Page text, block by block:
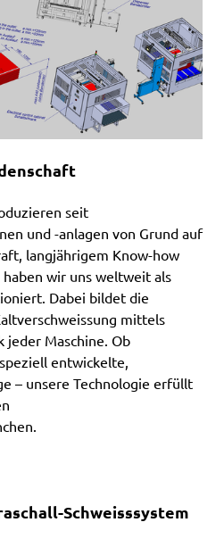
seit
und -anlagen von Grund auf
langjährigem Know-how
wir uns weltweit als
Dabei bildet die
mittels
jeder Maschine. Ob
entwickelte,
– unsere Technologie erfüllt
Schweisssystem